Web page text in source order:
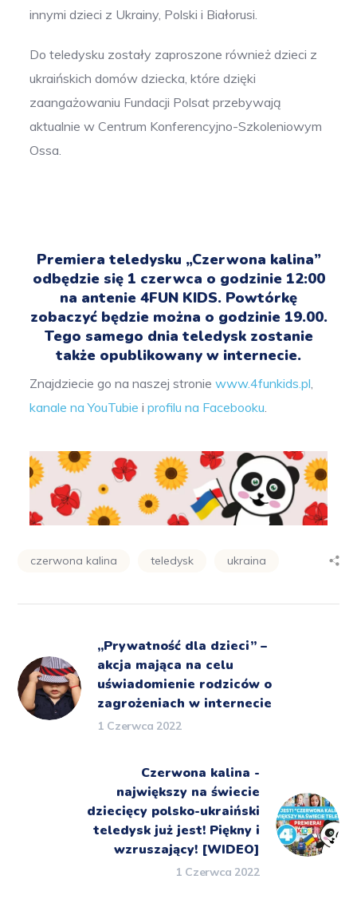
innymi dzieci z Ukrainy, Polski i Białorusi.
Do teledysku zostały zaproszone również dzieci z
ukraińskich domów dziecka, które dzięki
zaangażowaniu Fundacji Polsat przebywają
aktualnie w Centrum Konferencyjno-Szkoleniowym
Ossa.
Premiera teledysku „Czerwona kalina”
odbędzie się 1 czerwca o godzinie 12:00
na antenie 4FUN KIDS. Powtórkę
zobaczyć będzie można o godzinie 19.00.
Tego samego dnia teledysk zostanie
także opublikowany w internecie.
Znajdziecie go na naszej stroniewww.4funkids.pl,
kanale na YouTubie iprofilu na Facebooku.
czerwona kalina teledysk ukraina
„Prywatność dla dzieci” –
akcja mająca na celu
uświadomienie rodziców o
zagrożeniach w internecie
1 Czerwca 2022
Czerwona kalina -
największy na świecie
dziecięcy polsko-ukraiński
teledysk już jest! Piękny i
wzruszający! [WIDEO]
1 Czerwca 2022